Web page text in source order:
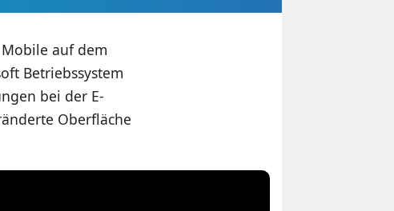
auf dem
Betriebssystem
bei der E-
Oberfläche